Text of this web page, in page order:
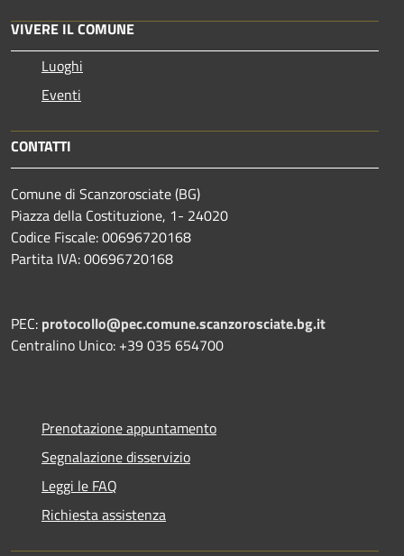
VIVERE IL COMUNE
Luoghi
Eventi
CONTATTI
Comune di Scanzorosciate (BG)
Piazza della Costituzione, 1- 24020
Codice Fiscale: 00696720168
Partita IVA: 00696720168
PEC: protocollo@pec.comune.scanzorosciate.bg.it
Centralino Unico: +39 035 654700
Prenotazione appuntamento
Segnalazione disservizio
Leggi le FAQ
Richiesta assistenza